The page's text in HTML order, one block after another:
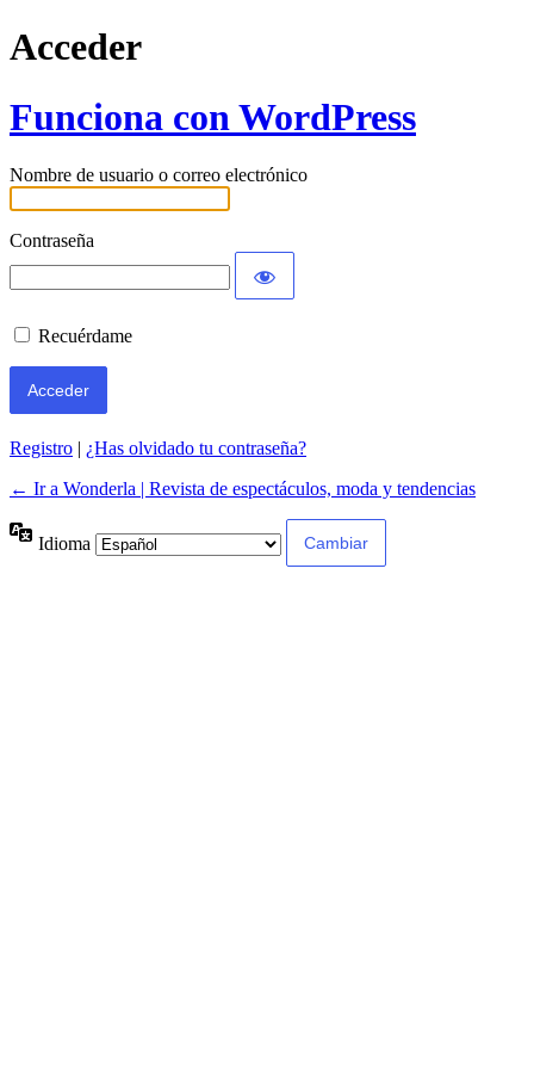
Acceder
Funciona con WordPress
Nombre de usuario o correo electrónico
Contraseña
Recuérdame
Registro | ¿Has olvidado tu contraseña?
← Ir a Wonderla | Revista de espectáculos, moda y tendencias
Idioma